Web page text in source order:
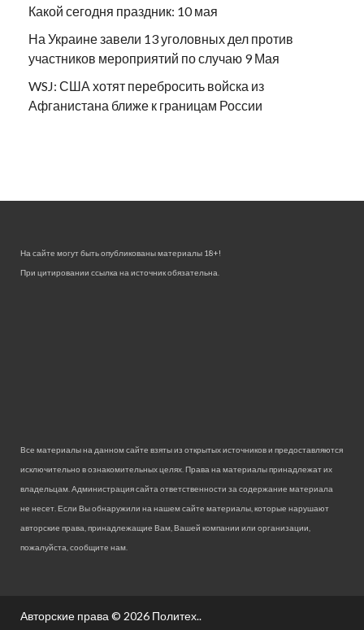
Какой сегодня праздник: 10 мая
На Украине завели 13 уголовных дел против
участников мероприятий по случаю 9 Мая
WSJ: США хотят перебросить войска из
Афганистана ближе к границам России
На сайте могут быть опубликованы материалы 18+!
При цитировании ссылка на источник обязательна.
Все материалы на данном сайте взяты из открытых источников и предоставляются
исключительно в ознакомительных целях. Права на материалы принадлежат их
владельцам. Администрация сайта ответственности за содержание материала
не несет. Если Вы обнаружили на нашем сайте материалы, которые нарушают
авторские права, принадлежащие Вам, Вашей компании или организации,
пожалуйста, сообщите нам.
Авторские права © 2026 Политех..